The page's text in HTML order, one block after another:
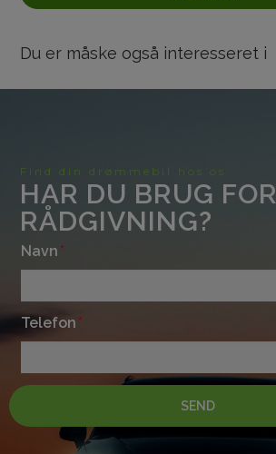
Du er måske også interesseret i
Find din drømmebil hos os
HAR DU BRUG FOR
RÅDGIVNING?
Navn
Telefon
SEND